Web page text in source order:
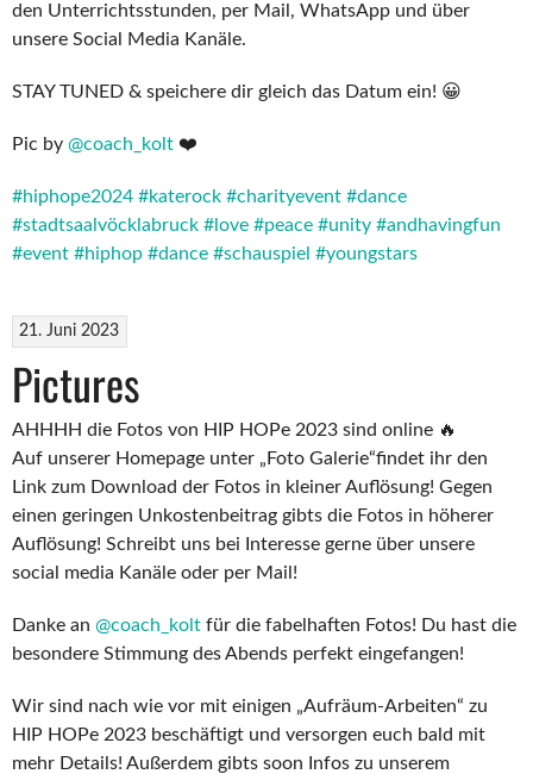
den Unterrichtsstunden, per Mail, WhatsApp und über
unsere Social Media Kanäle.
STAY TUNED & speichere dir gleich das Datum ein! 😀
Pic by @coach_kolt ❤️
#hiphope2024 #katerock #charityevent #dance
#stadtsaalvöcklabruck #love #peace #unity #andhavingfun
#event #hiphop #dance #schauspiel #youngstars
21. Juni 2023
Pictures
AHHHH die Fotos von HIP HOPe 2023 sind online 🔥
Auf unserer Homepage unter „Foto Galerie“findet ihr den
Link zum Download der Fotos in kleiner Auflösung! Gegen
einen geringen Unkostenbeitrag gibts die Fotos in höherer
Auflösung! Schreibt uns bei Interesse gerne über unsere
social media Kanäle oder per Mail!
Danke an @coach_kolt für die fabelhaften Fotos! Du hast die
besondere Stimmung des Abends perfekt eingefangen!
Wir sind nach wie vor mit einigen „Aufräum-Arbeiten“ zu
HIP HOPe 2023 beschäftigt und versorgen euch bald mit
mehr Details! Außerdem gibts soon Infos zu unserem